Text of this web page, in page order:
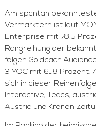
Am spontan
Vermarktern ist laut
Enterprise mit 78,5
Rangreihung der
folgen Goldbach
3 YOC mit 61,8 Prozent.
sich in dieser
Interactive, Teads,
Austria und Kronen